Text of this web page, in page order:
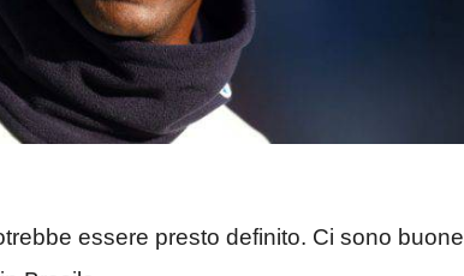
essere presto definito. Ci sono buone